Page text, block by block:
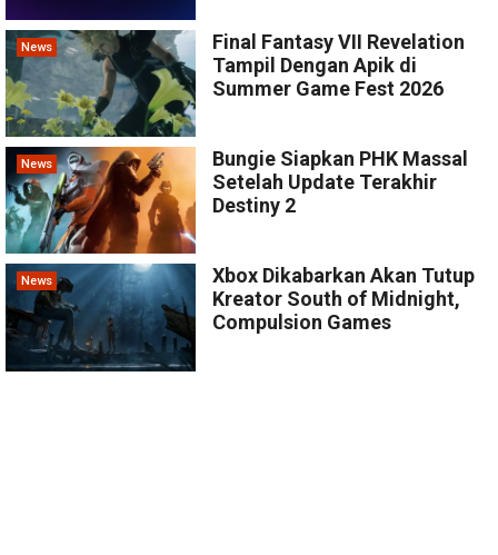
News
Final Fantasy VII Revelation
Tampil Dengan Apik di
Summer Game Fest 2026
News
Bungie Siapkan PHK Massal
Setelah Update Terakhir
Destiny 2
News
Xbox Dikabarkan Akan Tutup
Kreator South of Midnight,
Compulsion Games